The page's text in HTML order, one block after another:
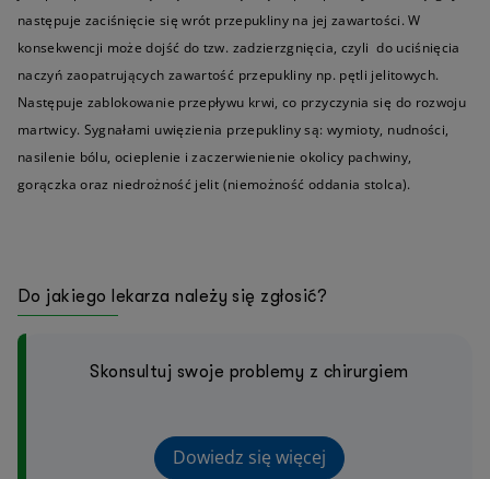
następuje zaciśnięcie się wrót przepukliny na jej zawartości. W
konsekwencji może dojść do tzw. zadzierzgnięcia, czyli do uciśnięcia
naczyń zaopatrujących zawartość przepukliny np. pętli jelitowych.
Następuje zablokowanie przepływu krwi, co przyczynia się do rozwoju
martwicy. Sygnałami uwięzienia przepukliny są: wymioty, nudności,
nasilenie bólu, ocieplenie i zaczerwienienie okolicy pachwiny,
gorączka oraz niedrożność jelit (niemożność oddania stolca).
Do jakiego lekarza należy się zgłosić?
Skonsultuj swoje problemy z chirurgiem
Dowiedz się więcej